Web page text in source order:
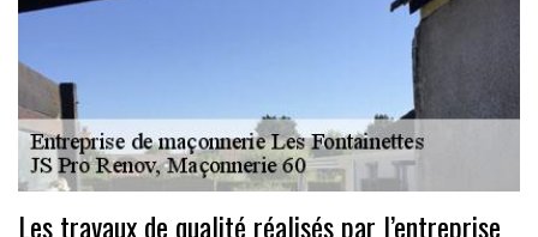
Les travaux de qualité réalisés par l’entreprise